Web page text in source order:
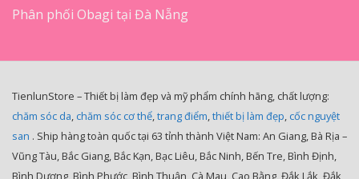
Phân phối Obagi tại Đà Nẵng
TienlunStore – Thiết bị làm đẹp và mỹ phẩm chính hãng, chất lượng:
chăm sóc da chăm sóc cơ thể trang điểm thiết bị làm đẹp cốc nguyệt
san . Ship hàng toàn quốc tại 63 tỉnh thành Việt Nam: An Giang, Bà Rịa –
Vũng Tàu, Bắc Giang, Bắc Kạn, Bạc Liêu, Bắc Ninh, Bến Tre, Bình Định,
Bình Dương, Bình Phước, Bình Thuận, Cà Mau, Cao Bằng, Đắk Lắk, Đắk